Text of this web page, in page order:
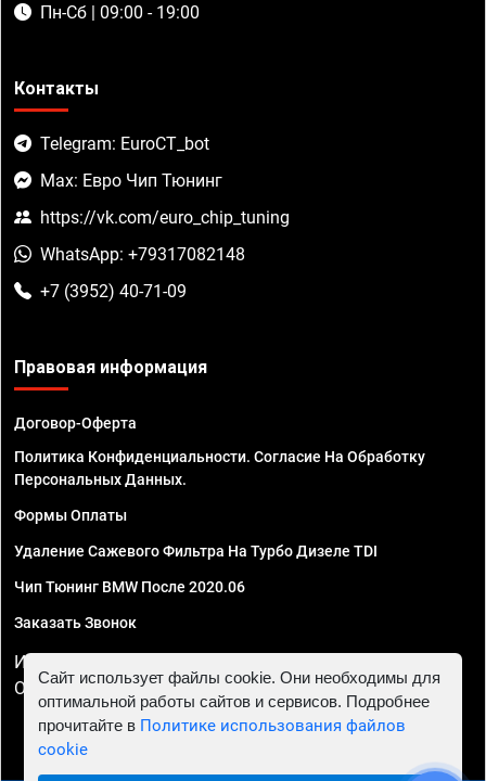
Пн-Сб | 09:00 - 19:00
Контакты
Telegram: EuroCT_bot
Max: Евро Чип Тюнинг
https://vk.com/euro_chip_tuning
WhatsApp: +79317082148
+7 (3952) 40-71-09
Правовая информация
Договор-Оферта
Политика Конфиденциальности. Согласие На Обработку
Персональных Данных.
Формы Оплаты
Удаление Сажевого Фильтра На Турбо Дизеле TDI
Чип Тюнинг BMW После 2020.06
Заказать Звонок
ИП Смирнов Георгий Павлович. ИНН 781302555843,
ОГРНИП 324470400032610
Сайт использует файлы cookie. Они необходимы для
оптимальной работы сайтов и сервисов. Подробнее
прочитайте в Политике использования файлов
cookie